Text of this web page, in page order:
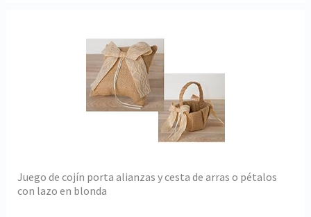
Juego de cojín porta alianzas y cesta de arras o pétalos
con lazo en blonda